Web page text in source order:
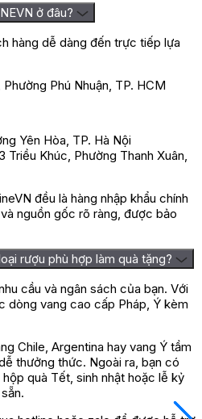
chỉ dừng ở đó chai vang được
mềm, cụ thể tại Wine VN chỉ
có thể thưởng thức ngay.
rượu vang đỏ
là một loại rượu vang có cấu trúc
với vị chua và vị ngọt của trái
Syrah đậm đà, tannin cân
Vị chát của rượu sẽ hòa quyện
của rượu tạo nên một hương
Arboleda Syrah bao gồm các
việt quất, anh đào, cùng với các
lá, socola. Bạn có thể cảm
vang ngay khi đưa ly rượu lên
thức rượu
Syrah
ở đâu?
hàng dễ dàng đến trực tiếp lựa
Phường Phú Nhuận, TP. HCM
Yên Hòa, TP. Hà Nội
Triều Khúc, Phường Thanh Xuân,
đều là hàng nhập khẩu chính
nguồn gốc rõ ràng, được bảo
rượu phù hợp làm quà tặng?
cầu và ngân sách của bạn. Với
dòng vang cao cấp Pháp, Ý kèm
Chile, Argentina hay vang Ý tầm
thưởng thức. Ngoài ra, bạn có
quà Tết, sinh nhật hoặc lễ kỷ